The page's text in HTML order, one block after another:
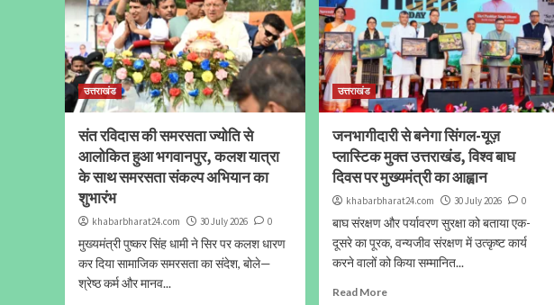
उत्तराखंड
संत रविदास की समरसता ज्योति से
आलोकित हुआ भगवानपुर, कलश यात्रा
के साथ समरसता संकल्प अभियान का
शुभारंभ
khabarbharat24.com 30 July 2026 0
मुख्यमंत्री पुष्कर सिंह धामी ने सिर पर कलश धारण
कर दिया सामाजिक समरसता का संदेश, बोले—
श्रेष्ठ कर्म और मानव...
उत्तराखंड
जनभागीदारी से बनेगा सिंगल-यूज़
प्लास्टिक मुक्त उत्तराखंड, विश्व बाघ
दिवस पर मुख्यमंत्री का आह्वान
khabarbharat24.com 30 July 2026 0
बाघ संरक्षण और पर्यावरण सुरक्षा को बताया एक-
दूसरे का पूरक, वन्यजीव संरक्षण में उत्कृष्ट कार्य
करने वालों को किया सम्मानित...
Read More